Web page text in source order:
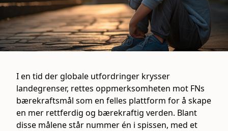
I en tid der globale utfordringer krysser
landegrenser, rettes oppmerksomheten mot FNs
bærekraftsmål som en felles plattform for å skape
en mer rettferdig og bærekraftig verden. Blant
disse målene står nummer én i spissen, med et